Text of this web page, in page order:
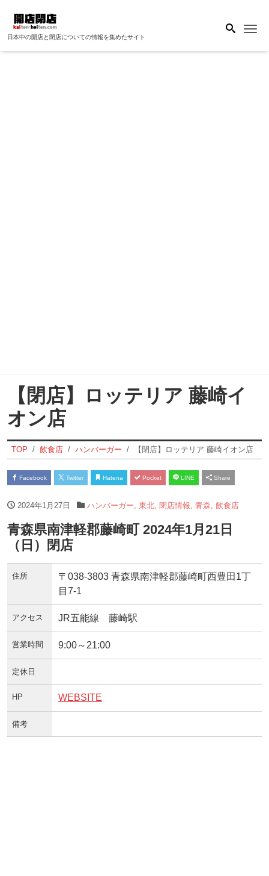
日本中の開店と閉店についての情報を集めたサイト
【閉店】ロッテリア 藤崎イ
オン店
TOP 飲食店 ハンバーガー 【閉店】ロッテリア 藤崎イオン店
Facebook Twitter Hatena Pocket LINE Share
2024年1月27日 ハンバーガー 東北, 閉店情報 青森 飲食店
青森県南津軽郡藤崎町 2024年1月21日
（日）閉店
住所
〒038-3803 青森県南津軽郡藤崎町西豊田1丁
目7-1
アクセス JR五能線 藤崎駅
営業時間 9:00～21:00
定休日
HP WEBSITE
備考